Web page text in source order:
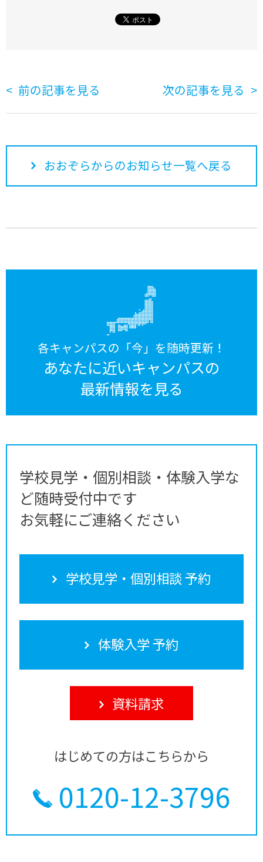
前の記事を見る 次の記事を見る
おおぞらからのお知らせ一覧へ戻る
各キャンパスの「今」を随時更新！
あなたに近いキャンパスの
最新情報を見る
学校見学・個別相談・体験入学な
ど随時受付中です
お気軽にご連絡ください
学校見学・個別相談 予約
体験入学 予約
資料請求
はじめての方はこちらから
0120-12-3796